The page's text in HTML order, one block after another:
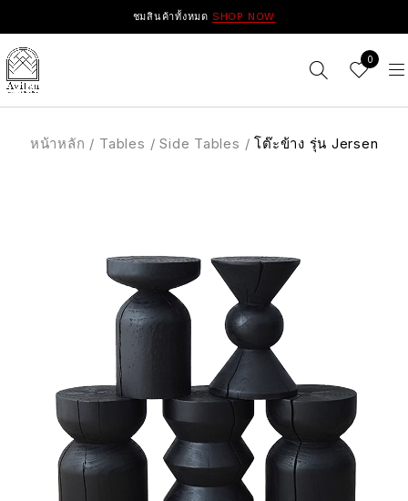
ชมสินค้าทั้งหมด SHOP NOW
0
หน้าหลัก / Tables / Side Tables / โต๊ะข้าง รุ่น Jersen